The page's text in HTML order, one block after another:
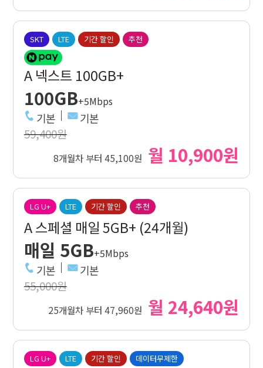
SKT LTE 기간 할인 추천
A 넥스트 100GB+
100GB+5Mbps
기본 기본
59,400원
8개월차 부터 45,100원 월 10,900원
LG U+ LTE 기간 할인 추천
A 스페셜 매일 5GB+ (24개월)
매일 5GB+5Mbps
기본 기본
55,000원
25개월차 부터 47,960원 월 24,640원
LG U+ LTE 기간 할인 데이터무제한